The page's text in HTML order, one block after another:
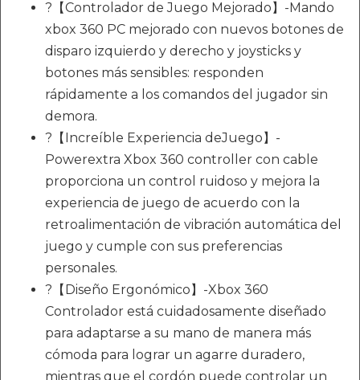
?【Controlador de Juego Mejorado】-Mando
xbox 360 PC mejorado con nuevos botones de
disparo izquierdo y derecho y joysticks y
botones más sensibles: responden
rápidamente a los comandos del jugador sin
demora.
?【Increíble Experiencia deJuego】-
Powerextra Xbox 360 controller con cable
proporciona un control ruidoso y mejora la
experiencia de juego de acuerdo con la
retroalimentación de vibración automática del
juego y cumple con sus preferencias
personales.
?【Diseño Ergonómico】-Xbox 360
Controlador está cuidadosamente diseñado
para adaptarse a su mano de manera más
cómoda para lograr un agarre duradero,
mientras que el cordón puede controlar un